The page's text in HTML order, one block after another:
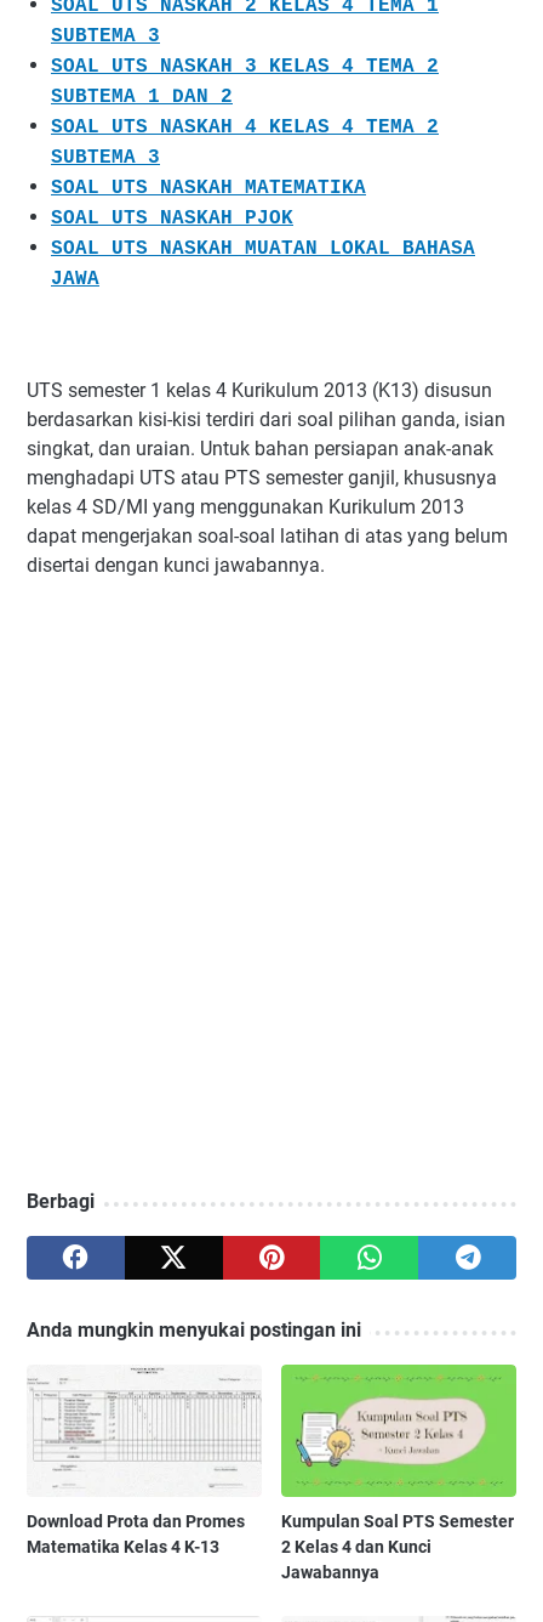
SOAL UTS NASKAH 2 KELAS 4 TEMA 1
SUBTEMA 3
SOAL UTS NASKAH 3 KELAS 4 TEMA 2
SUBTEMA 1 DAN 2
SOAL UTS NASKAH 4 KELAS 4 TEMA 2
SUBTEMA 3
SOAL UTS NASKAH MATEMATIKA
SOAL UTS NASKAH PJOK
SOAL UTS NASKAH MUATAN LOKAL BAHASA
JAWA
UTS semester 1 kelas 4 Kurikulum 2013 (K13) disusun
berdasarkan kisi-kisi terdiri dari soal pilihan ganda, isian
singkat, dan uraian. Untuk bahan persiapan anak-anak
menghadapi UTS atau PTS semester ganjil, khususnya
kelas 4 SD/MI yang menggunakan Kurikulum 2013
dapat mengerjakan soal-soal latihan di atas yang belum
disertai dengan kunci jawabannya.
Berbagi
Anda mungkin menyukai postingan ini
Download Prota dan Promes
Matematika Kelas 4 K-13
Kumpulan Soal PTS Semester
2 Kelas 4 dan Kunci
Jawabannya